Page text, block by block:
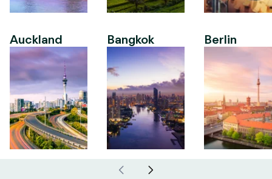
Auckland Bangkok Berlin